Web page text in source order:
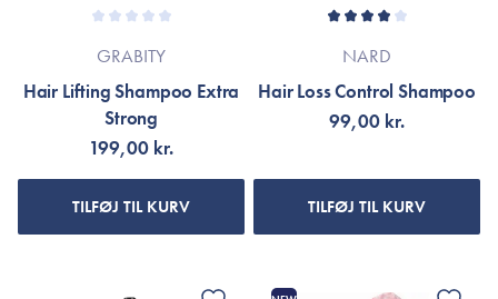
GRABITY
Hair Lifting Shampoo Extra
Strong
199,00 kr.
TILFØJ TIL KURV
NARD
Hair Loss Control Shampoo
99,00 kr.
TILFØJ TIL KURV